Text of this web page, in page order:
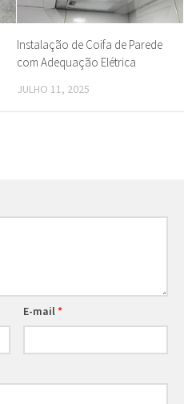
Instalação de Coifa de Parede
com Adequação Elétrica
JULHO 11, 2025
E-mail *